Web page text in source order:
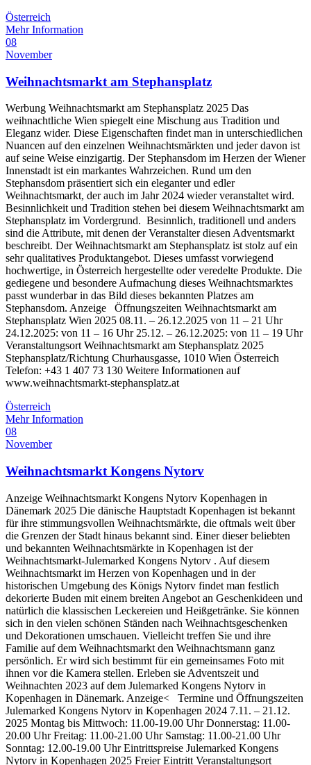
Österreich
Mehr Information
08
November
Weihnachtsmarkt am Stephansplatz
Werbung Weihnachtsmarkt am Stephansplatz 2025 Das
weihnachtliche Wien spiegelt eine Mischung aus Tradition und
Eleganz wider. Diese Eigenschaften findet man in unterschiedlichen
Nuancen auf den einzelnen Weihnachtsmärkten und jeder davon ist
auf seine Weise einzigartig. Der Stephansdom im Herzen der Wiener
Innenstadt ist ein markantes Wahrzeichen. Rund um den
Stephansdom präsentiert sich ein eleganter und edler
Weihnachtsmarkt, der auch im Jahr 2024 wieder veranstaltet wird.
Besinnlichkeit und Tradition stehen bei diesem Weihnachtsmarkt am
Stephansplatz im Vordergrund. Besinnlich, traditionell und anders
sind die Attribute, mit denen der Veranstalter diesen Adventsmarkt
beschreibt. Der Weihnachtsmarkt am Stephansplatz ist stolz auf ein
sehr qualitatives Produktangebot. Dieses umfasst vorwiegend
hochwertige, in Österreich hergestellte oder veredelte Produkte. Die
gediegene und besondere Aufmachung dieses Weihnachtsmarktes
passt wunderbar in das Bild dieses bekannten Platzes am
Stephansdom. Anzeige Öffnungszeiten Weihnachtsmarkt am
Stephansplatz Wien 2025 08.11. – 26.12.2025 von 11 – 21 Uhr
24.12.2025: von 11 – 16 Uhr 25.12. – 26.12.2025: von 11 – 19 Uhr
Veranstaltungsort Weihnachtsmarkt am Stephansplatz 2025
Stephansplatz/Richtung Churhausgasse, 1010 Wien Österreich
Telefon: +43 1 407 73 130 Weitere Informationen auf
www.weihnachtsmarkt-stephansplatz.at
Österreich
Mehr Information
08
November
Weihnachtsmarkt Kongens Nytorv
Anzeige Weihnachtsmarkt Kongens Nytorv Kopenhagen in
Dänemark 2025 Die dänische Hauptstadt Kopenhagen ist bekannt
für ihre stimmungsvollen Weihnachtsmärkte, die oftmals weit über
die Grenzen der Stadt hinaus bekannt sind. Einer dieser beliebten
und bekannten Weihnachtsmärkte in Kopenhagen ist der
Weihnachtsmarkt-Julemarked Kongens Nytorv . Auf diesem
Weihnachtsmarkt im Herzen von Kopenhagen und in der
historischen Umgebung des Königs Nytorv findet man festlich
dekorierte Buden mit einem breiten Angebot an Geschenkideen und
natürlich die klassischen Leckereien und Heißgetränke. Sie können
sich in den vielen schönen Ständen nach Weihnachtsgeschenken
und Dekorationen umschauen. Vielleicht treffen Sie und ihre
Familie auf dem Weihnachtsmarkt den Weihnachtsmann ganz
persönlich. Er wird sich bestimmt für ein gemeinsames Foto mit
ihnen vor die Kamera stellen. Erleben sie Adventszeit und
Weihnachten 2023 auf dem Julemarked Kongens Nytorv in
Kopenhagen in Dänemark. Anzeige< Termine und Öffnungszeiten
Julemarked Kongens Nytorv in Kopenhagen 2024 7.11. – 21.12.
2025 Montag bis Mittwoch: 11.00-19.00 Uhr Donnerstag: 11.00-
20.00 Uhr Freitag: 11.00-21.00 Uhr Samstag: 11.00-21.00 Uhr
Sonntag: 12.00-19.00 Uhr Eintrittspreise Julemarked Kongens
Nytorv in Kopenhagen 2025 Freier Eintritt Veranstaltungsort